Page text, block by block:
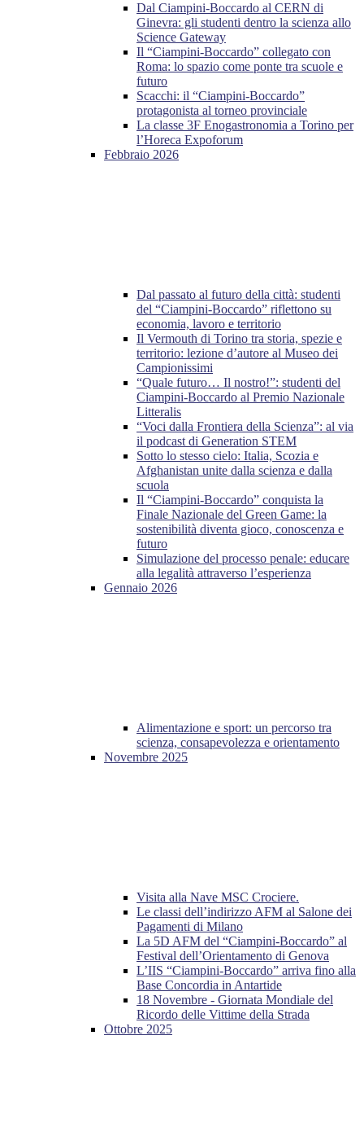
Dal Ciampini-Boccardo al CERN di
Ginevra: gli studenti dentro la scienza allo
Science Gateway
Il “Ciampini-Boccardo” collegato con
Roma: lo spazio come ponte tra scuole e
futuro
Scacchi: il “Ciampini-Boccardo”
protagonista al torneo provinciale
La classe 3F Enogastronomia a Torino per
l’Horeca Expoforum
Febbraio 2026
Dal passato al futuro della città: studenti
del “Ciampini-Boccardo” riflettono su
economia, lavoro e territorio
Il Vermouth di Torino tra storia, spezie e
territorio: lezione d’autore al Museo dei
Campionissimi
“Quale futuro… Il nostro!”: studenti del
Ciampini-Boccardo al Premio Nazionale
Litteralis
“Voci dalla Frontiera della Scienza”: al via
il podcast di Generation STEM
Sotto lo stesso cielo: Italia, Scozia e
Afghanistan unite dalla scienza e dalla
scuola
Il “Ciampini-Boccardo” conquista la
Finale Nazionale del Green Game: la
sostenibilità diventa gioco, conoscenza e
futuro
Simulazione del processo penale: educare
alla legalità attraverso l’esperienza
Gennaio 2026
Alimentazione e sport: un percorso tra
scienza, consapevolezza e orientamento
Novembre 2025
Visita alla Nave MSC Crociere.
Le classi dell’indirizzo AFM al Salone dei
Pagamenti di Milano
La 5D AFM del “Ciampini-Boccardo” al
Festival dell’Orientamento di Genova
L’IIS “Ciampini-Boccardo” arriva fino alla
Base Concordia in Antartide
18 Novembre - Giornata Mondiale del
Ricordo delle Vittime della Strada
Ottobre 2025